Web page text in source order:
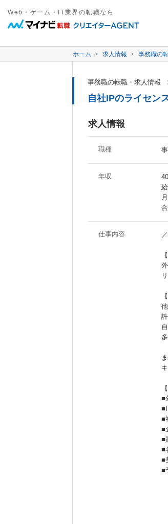
Web・ゲーム・IT業界の転職なら
ホーム 求人情報 事務職の
事務職の転職・求人情報
自社IPのライセン
求人情報
職種
年収
仕事内容
■
■
■
■
■
■
■